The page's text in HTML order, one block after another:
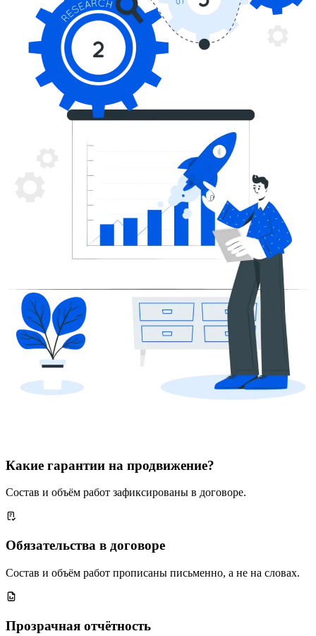
Какие гарантии на продвижение?
Состав и объём работ зафиксированы в договоре.
Обязательства в договоре
Состав и объём работ прописаны письменно, а не на словах.
Прозрачная отчётность